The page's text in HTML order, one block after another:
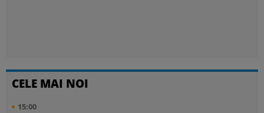
CELE MAI NOI
15:00